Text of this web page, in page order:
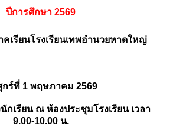
ปีการศึกษา 2569
เรียนโรงเรียนเทพอำนวยหาดใหญ่
กร์ที่ 1 พฤษภาคม 2569
กเรียน ณ ห้องประชุมโรงเรียน เวลา
9.00-10.00 น.